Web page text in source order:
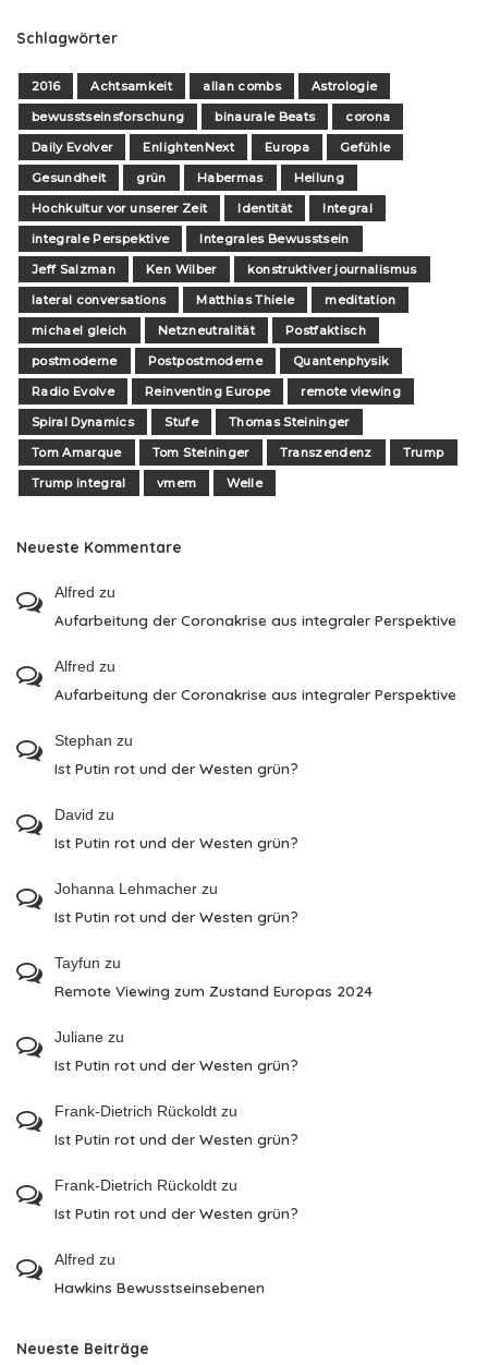
Schlagwörter
2016 Achtsamkeit allan combs
Astrologie
bewusstseinsforschung
binaurale Beats
corona
Daily Evolver
EnlightenNext Europa
Gefühle
Gesundheit
grün Habermas
Heilung
Hochkultur vor unserer Zeit
Identität
Integral
integrale Perspektive
Integrales Bewusstsein
Jeff Salzman
Ken Wilber
konstruktiver journalismus
lateral conversations
Matthias Thiele
meditation
michael gleich
Netzneutralität
Postfaktisch
postmoderne
Postpostmoderne
Quantenphysik
Radio Evolve
Reinventing Europe
remote viewing
Spiral Dynamics
Stufe
Thomas Steininger
Tom Amarque
Tom Steininger Transzendenz
Trump
Trump integral
vmem Welle
Neueste Kommentare
Alfred zu
Aufarbeitung der Coronakrise aus integraler Perspektive
Alfred zu
Aufarbeitung der Coronakrise aus integraler Perspektive
Stephan zu
Ist Putin rot und der Westen grün?
David zu
Ist Putin rot und der Westen grün?
Johanna Lehmacher zu
Ist Putin rot und der Westen grün?
Tayfun zu
Remote Viewing zum Zustand Europas 2024
Juliane zu
Ist Putin rot und der Westen grün?
Frank-Dietrich Rückoldt zu
Ist Putin rot und der Westen grün?
Frank-Dietrich Rückoldt zu
Ist Putin rot und der Westen grün?
Alfred zu
Hawkins Bewusstseinsebenen
Neueste Beiträge